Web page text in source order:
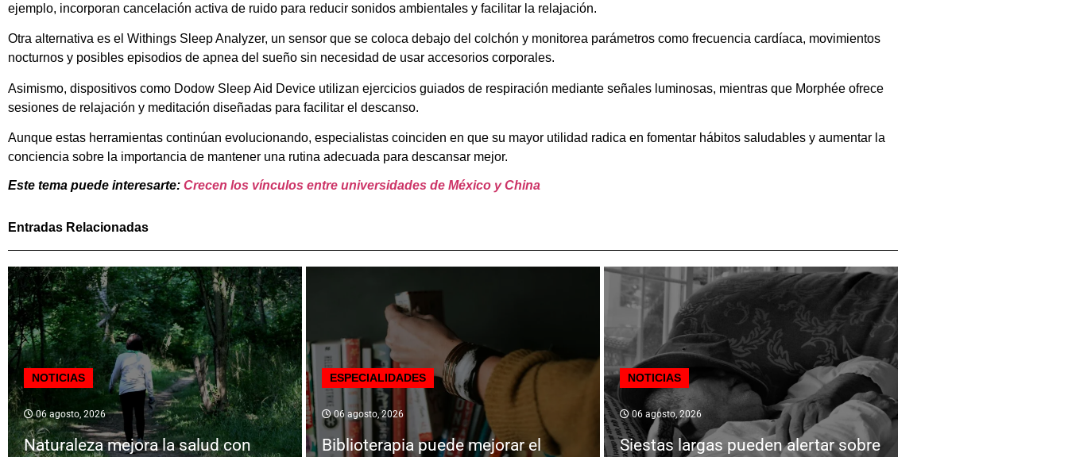
ejemplo, incorporan cancelación activa de ruido para reducir sonidos ambientales y facilitar la relajación.
Otra alternativa es el Withings Sleep Analyzer, un sensor que se coloca debajo del colchón y monitorea parámetros como frecuencia cardíaca, movimientos
nocturnos y posibles episodios de apnea del sueño sin necesidad de usar accesorios corporales.
Asimismo, dispositivos como Dodow Sleep Aid Device utilizan ejercicios guiados de respiración mediante señales luminosas, mientras que Morphée ofrece
sesiones de relajación y meditación diseñadas para facilitar el descanso.
Aunque estas herramientas continúan evolucionando, especialistas coinciden en que su mayor utilidad radica en fomentar hábitos saludables y aumentar la
conciencia sobre la importancia de mantener una rutina adecuada para descansar mejor.
Este tema puede interesarte: Crecen los vínculos entre universidades de México y China
Entradas Relacionadas
NOTICIAS
06 agosto, 2026
Naturaleza mejora la salud con
ESPECIALIDADES
06 agosto, 2026
Biblioterapia puede mejorar el
NOTICIAS
06 agosto, 2026
Siestas largas pueden alertar sobre